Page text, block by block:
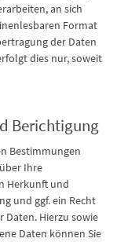
an sich
Format
der Daten
dies nur, soweit
Berichtigung
Bestimmungen
Ihre
Herkunft und
und ggf. ein Recht
Daten. Hierzu sowie
Daten können Sie